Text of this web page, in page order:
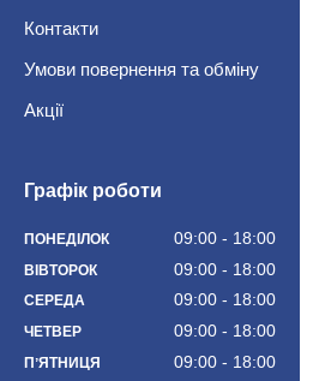
Контакти
Умови повернення та обміну
Акції
Графік роботи
ПОНЕДІЛОК 09:00 18:00
ВІВТОРОК 09:00 18:00
СЕРЕДА 09:00 18:00
ЧЕТВЕР 09:00 18:00
ПʼЯТНИЦЯ 09:00 18:00